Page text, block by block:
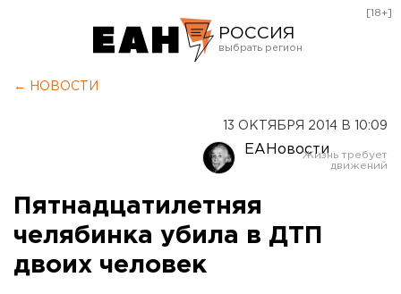
РОССИЯ
Оренбург
[18+]
← НОВОСТИ
13 ОКТЯБРЯ 2014 В 10:09
ЕАНовости
Пятнадцатилетняя
челябинка убила в ДТП
двоих человек